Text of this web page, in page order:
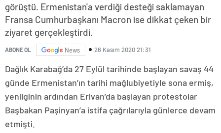
görüştü. Ermenistan'a verdiği desteği saklamayan
Fransa Cumhurbaşkanı Macron ise dikkat çeken bir
ziyaret gerçekleştirdi.
ABONE OL News 26 Kasım 2020 21:31
Dağlık Karabağ’da 27 Eylül tarihinde başlayan savaş 44
günde Ermenistan’ın tarihi mağlubiyetiyle sona ermiş,
yenilginin ardından Erivan’da başlayan protestolar
Başbakan Paşinyan’a istifa çağrılarıyla günlerce devam
etmişti.